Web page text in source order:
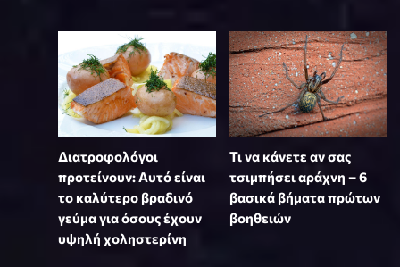
Διατροφολόγοι
προτείνουν: Αυτό είναι
το καλύτερο βραδινό
γεύμα για όσους έχουν
υψηλή χοληστερίνη
Τι να κάνετε αν σας
τσιμπήσει αράχνη – 6
βασικά βήματα πρώτων
βοηθειών